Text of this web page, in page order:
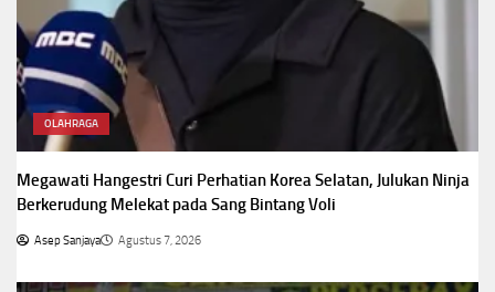
OLAHRAGA
Megawati Hangestri Curi Perhatian Korea Selatan, Julukan Ninja
Berkerudung Melekat pada Sang Bintang Voli
Asep Sanjaya Agustus 7, 2026